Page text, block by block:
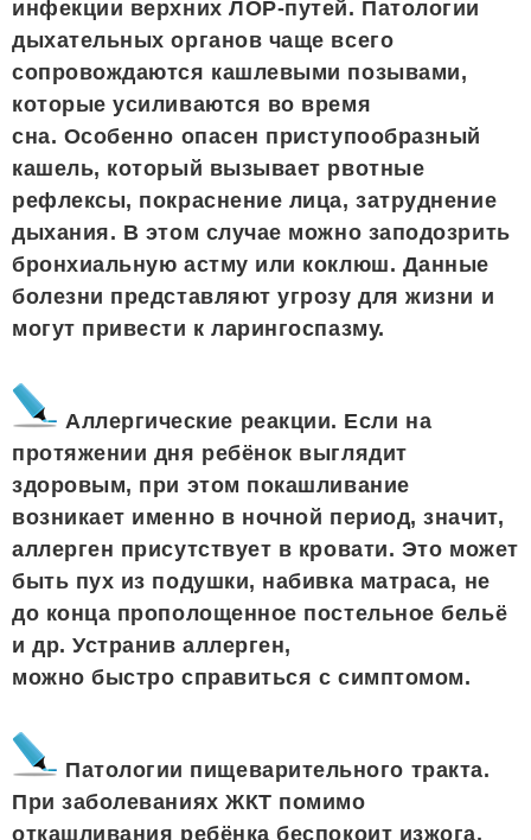
инфекции верхних ЛОР-путей. Патологии
дыхательных органов чаще всего
сопровождаются кашлевыми позывами,
которые усиливаются во время
сна. Особенно опасен приступообразный
кашель, который вызывает рвотные
рефлексы, покраснение лица, затруднение
дыхания. В этом случае можно заподозрить
бронхиальную астму или коклюш. Данные
болезни представляют угрозу для жизни и
могут привести к ларингоспазму.
Аллергические реакции. Если на
протяжении дня ребёнок выглядит
здоровым, при этом покашливание
возникает именно в ночной период, значит,
аллерген присутствует в кровати. Это может
быть пух из подушки, набивка матраса, не
до конца прополощенное постельное бельё
и др. Устранив аллерген,
можно быстро справиться с симптомом.
Патологии пищеварительного тракта.
При заболеваниях ЖКТ помимо
откашливания ребёнка беспокоит изжога.